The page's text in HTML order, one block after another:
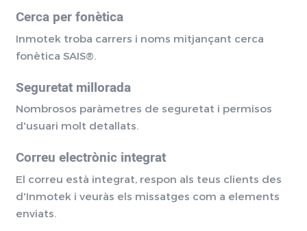
Cerca per fonètica
Inmotek troba carrers i noms mitjançant cerca
fonètica SAIS®.
Seguretat millorada
Nombrosos paràmetres de seguretat i permisos
d'usuari molt detallats.
Correu electrònic integrat
El correu està integrat, respon als teus clients des
d'Inmotek i veuràs els missatges com a elements
enviats.